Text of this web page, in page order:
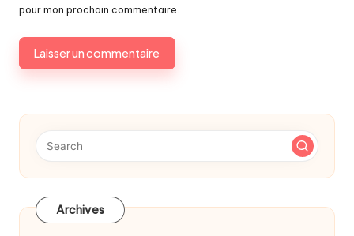
pour mon prochain commentaire.
Archives